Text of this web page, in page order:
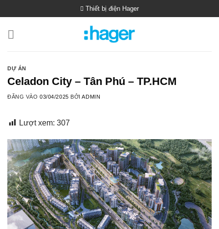
qua
nội
Thiết bị điện Hager
DỰ ÁN
Celadon City – Tân Phú – TP.HCM
ĐĂNG VÀO03/04/2025 BỞIADMIN
Lượt xem: 307